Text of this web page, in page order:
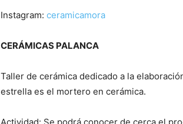
Instagram: ceramicamora
CERÁMICAS PALANCA
Taller de cerámica dedicado a la
estrella es el mortero en cerámica.